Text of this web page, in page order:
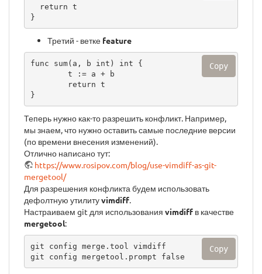
}
Третий - ветке feature
func sum(a, b int) int {
}
Copy
Теперь нужно как-то разрешить конфликт. Например,
мы знаем, что нужно оставить самые последние версии
(по времени внесения изменений).
Отлично написано тут:
https://www.rosipov.com/blog/use-vimdiff-as-git-
mergetool/
Для разрешения конфликта будем использовать
дефолтную утилитуvimdiff.
Настраиваем git для использования vimdiff в качестве
mergetool:
git config merge.tool vimdiff
git config mergetool.prompt false
Copy